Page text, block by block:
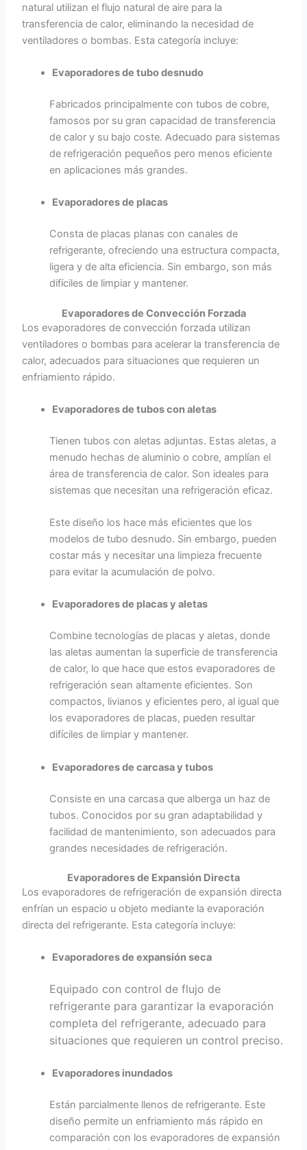
natural utilizan el flujo natural de aire para la
transferencia de calor, eliminando la necesidad de
ventiladores o bombas. Esta categoría incluye:
Evaporadores de tubo desnudo
Fabricados principalmente con tubos de cobre,
famosos por su gran capacidad de transferencia
de calor y su bajo coste. Adecuado para sistemas
de refrigeración pequeños pero menos eficiente
en aplicaciones más grandes.
Evaporadores de placas
Consta de placas planas con canales de
refrigerante, ofreciendo una estructura compacta,
ligera y de alta eficiencia. Sin embargo, son más
difíciles de limpiar y mantener.
Evaporadores de Convección Forzada
Los evaporadores de convección forzada utilizan
ventiladores o bombas para acelerar la transferencia de
calor, adecuados para situaciones que requieren un
enfriamiento rápido.
Evaporadores de tubos con aletas
Tienen tubos con aletas adjuntas. Estas aletas, a
menudo hechas de aluminio o cobre, amplían el
área de transferencia de calor. Son ideales para
sistemas que necesitan una refrigeración eficaz.
Este diseño los hace más eficientes que los
modelos de tubo desnudo. Sin embargo, pueden
costar más y necesitar una limpieza frecuente
para evitar la acumulación de polvo.
Evaporadores de placas y aletas
Combine tecnologías de placas y aletas, donde
las aletas aumentan la superficie de transferencia
de calor, lo que hace que estos evaporadores de
refrigeración sean altamente eficientes. Son
compactos, livianos y eficientes pero, al igual que
los evaporadores de placas, pueden resultar
difíciles de limpiar y mantener.
Evaporadores de carcasa y tubos
Consiste en una carcasa que alberga un haz de
tubos. Conocidos por su gran adaptabilidad y
facilidad de mantenimiento, son adecuados para
grandes necesidades de refrigeración.
Evaporadores de Expansión Directa
Los evaporadores de refrigeración de expansión directa
enfrían un espacio u objeto mediante la evaporación
directa del refrigerante. Esta categoría incluye:
Evaporadores de expansión seca
Equipado con control de flujo de
refrigerante para garantizar la evaporación
completa del refrigerante, adecuado para
situaciones que requieren un control preciso.
Evaporadores inundados
Están parcialmente llenos de refrigerante. Este
diseño permite un enfriamiento más rápido en
comparación con los evaporadores de expansión